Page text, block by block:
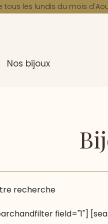
tous les lundis du mois
Nos bijoux
recherche
field="1"]